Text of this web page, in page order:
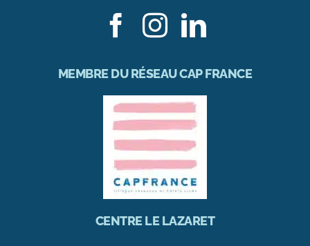
MEMBRE DU RÉSEAU CAP FRANCE
CENTRE LE LAZARET